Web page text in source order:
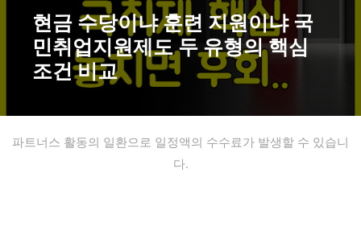
현금 수당이냐 훈련 지원이냐 국
민취업지원제도 두 유형의 핵심
조건 비교
파트너스 활동의 일환으로 일정액의 수수료가 발생할 수 있습니
다.